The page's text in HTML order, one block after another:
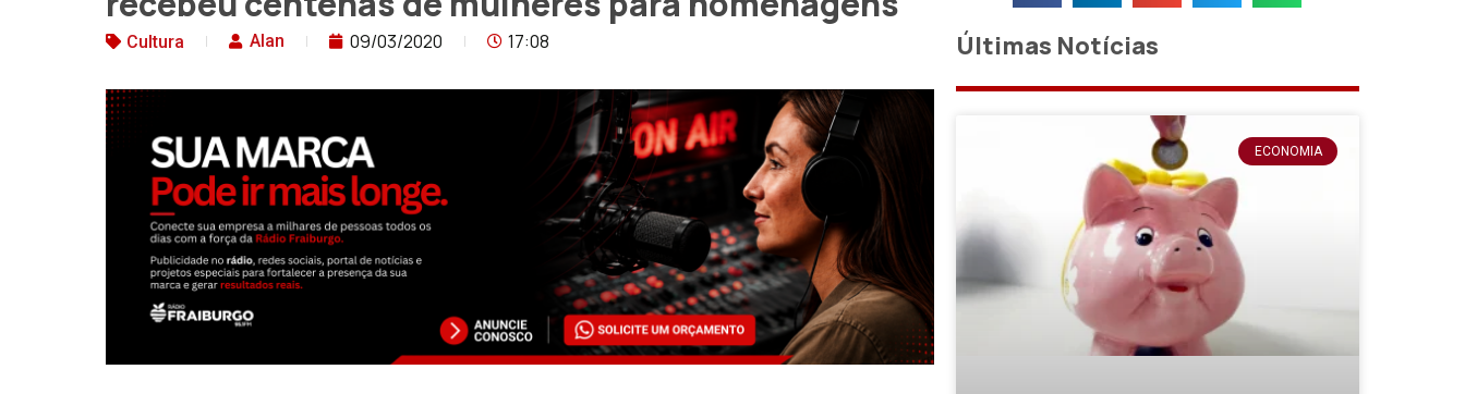
Cultura Alan 09/03/2020 17:08 Últimas Notícias
ECONOMIA